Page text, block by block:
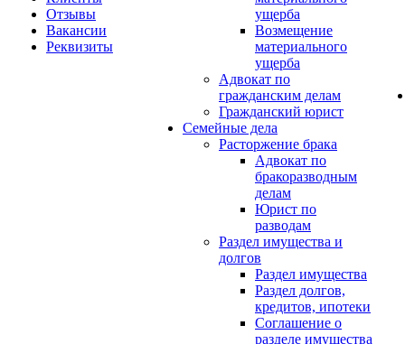
Отзывы
Вакансии
Реквизиты
ущерба
Возмещение
материального
ущерба
Адвокат по
гражданским делам
Гражданский юрист
Семейные дела
Расторжение брака
Адвокат по
бракоразводным
делам
Юрист по
разводам
Раздел имущества и
долгов
Раздел имущества
Раздел долгов,
кредитов, ипотеки
Соглашение о
разделе имущества